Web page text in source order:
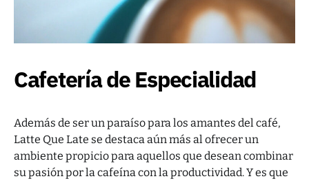
Cafetería de Especialidad
Además de ser un paraíso para los amantes del café,
Latte Que Late se destaca aún más al ofrecer un
ambiente propicio para aquellos que desean combinar
su pasión por la cafeína con la productividad. Y es que